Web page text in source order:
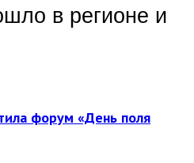
в регионе и
форум «День поля